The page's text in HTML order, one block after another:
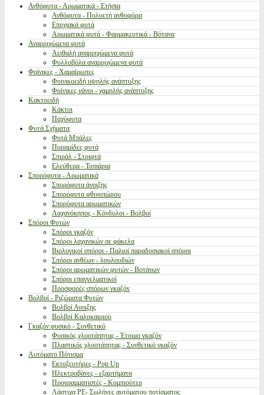
Ανθόφυτα - Αρωματικά - Ετήσια
Ανθόφυτα - Πολυετή ανθοφόρα
Εποχιακά φυτά
Αρωματικά φυτά - Φαρμακευτικά - Βότανα
Αναρριχώμενα φυτά
Αειθαλή αναρριχώμενα φυτά
Φυλλοβόλα αναρριχώμενα φυτά
Φοίνικες - Χαμαίρωπες
Φοινικοειδή υψηλής ανάπτυξης
Φοίνικες νάνοι - χαμηλής ανάπτυξης
Κακτοειδή
Κάκτοι
Παχύφυτα
Φυτά Σχήματα
Φυτά Μπάλες
Πυραμίδες φυτά
Σπιράλ - Στριφτά
Ελεύθερα - Τοπιάρια
Σπορόφυτα - Αρωματικά
Σπορόφυτα άνοιξης
Σπορόφυτα φθινοπώρου
Σπορόφυτα αρωματικών
Λαχανόκηπος - Κόνδυλοι - Βολβοί
Σπόροι Φυτών
Σπόροι γκαζόν
Σπόροι λαχανικών σε φάκελα
Βιολογικοί σπόροι - Παλιοί παραδοσιακοί σπόροι
Σπόροι ανθέων - λουλουδιών
Σπόροι αρωματικών φυτών - Βοτάνων
Σπόροι επαγγελματικοί
Προσφορές σπόρων γκαζόν
Βολβοί - Ριζώματα Φυτών
Βολβοί Ανοιξης
Βολβοί Καλοκαιριού
Γκαζόν φυσικό - Συνθετικό
Φυσικός χλοοτάπητας - Έτοιμο γκαζόν
Πλαστικός χλοοτάπητας - Συνθετικό γκαζόν
Αυτόματο Πότισμα
Εκτοξευτήρες - Pop Up
Ηλεκτροβάνες - εξαρτήματα
Προγραμματιστές - Κομπιούτερ
Λάστιχα PE- Σωλήνες αυτόματου ποτίσματος